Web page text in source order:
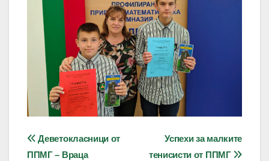
Навигация
Успехи за малките
тенисисти от ППМГ
Деветокласници от
ППМГ – Враца